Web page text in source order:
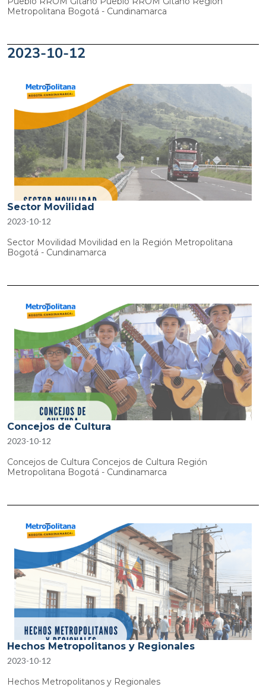
Metropolitana Bogotá - Cundinamarca
2023-10-12
Sector Movilidad
2023-10-12
Sector Movilidad Movilidad en la Región Metropolitana
Bogotá - Cundinamarca
Concejos de Cultura
2023-10-12
Concejos de Cultura Concejos de Cultura Región
Metropolitana Bogotá - Cundinamarca
Hechos Metropolitanos y Regionales
2023-10-12
Hechos Metropolitanos y Regionales